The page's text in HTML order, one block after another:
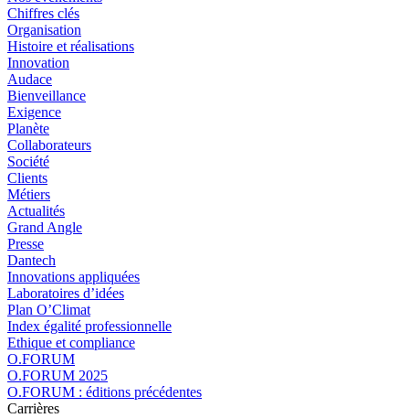
Chiffres clés
Organisation
Histoire et réalisations
Innovation
Audace
Bienveillance
Exigence
Planète
Collaborateurs
Société
Clients
Métiers
Actualités
Grand Angle
Presse
Dantech
Innovations appliquées
Laboratoires d’idées
Plan O’Climat
Index égalité professionnelle
Ethique et compliance
O.FORUM
O.FORUM 2025
O.FORUM : éditions précédentes
Carrières